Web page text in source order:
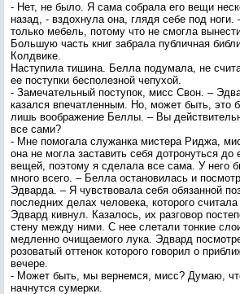
- Нет, не было. Я сама собрала его вещи
назад, - вздохнула она, глядя себе под ноги.
только мебель, потому что не смогла
Большую часть книг забрала публичная
Колдвике.
Наступила тишина. Белла подумала, не
ее поступки бесполезной чепухой.
- Замечательный поступок, мисс Свон. –
казался впечатленным. Но, может быть, это
лишь воображение Беллы. – Вы
все сами?
- Мне помогала служанка мистера Риджа,
она не могла заставить себя дотронуться до
вещей, поэтому я сделала все сама. У него
много всего. – Белла остановилась и
Эдварда. – Я чувствовала себя обязанной
последних делах человека, которого
Эдвард кивнул. Казалось, их разговор
стену между ними. С нее слетали тонкие
медленно очищаемого лука. Эдвард
розоватый оттенок которого говорил о
вечере.
- Может быть, мы вернемся, мисс? Думаю,
начнутся сумерки.